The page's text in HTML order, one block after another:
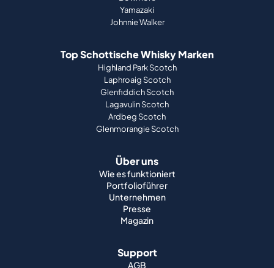
Highland Park Scotch
Laphroaig Scotch
Ardbeg Scotch
Glenmorangie Scotch
Über uns
Wie es funktioniert
Portfolioführer
Unternehmen
Magazin
Support
AGB
Impressum
Datenschutz
Cookies
Arbeitsplätze